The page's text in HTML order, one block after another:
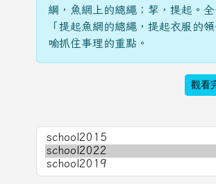
綱，魚網上的總繩；挈，提起。
「提起魚網的總繩，提起衣服的
喻抓住事理的重點。
觀看